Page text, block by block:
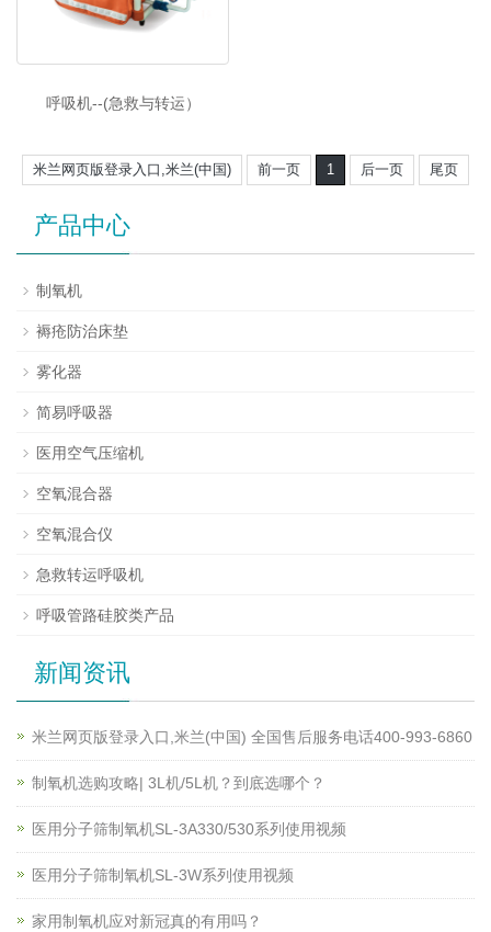
呼吸机--(急救与转运）
米兰网页版登录入口,米兰(中国) 前一页 1 后一页 尾页
产品中心
制氧机
褥疮防治床垫
雾化器
简易呼吸器
医用空气压缩机
空氧混合器
空氧混合仪
急救转运呼吸机
呼吸管路硅胶类产品
新闻资讯
米兰网页版登录入口,米兰(中国) 全国售后服务电话400-993-6860
制氧机选购攻略| 3L机/5L机？到底选哪个？
医用分子筛制氧机SL-3A330/530系列使用视频
医用分子筛制氧机SL-3W系列使用视频
家用制氧机应对新冠真的有用吗？